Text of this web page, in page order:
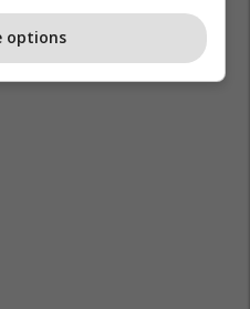
options